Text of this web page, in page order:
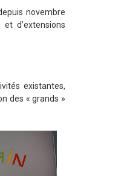
novembre
d’extensions
existantes,
des « grands »